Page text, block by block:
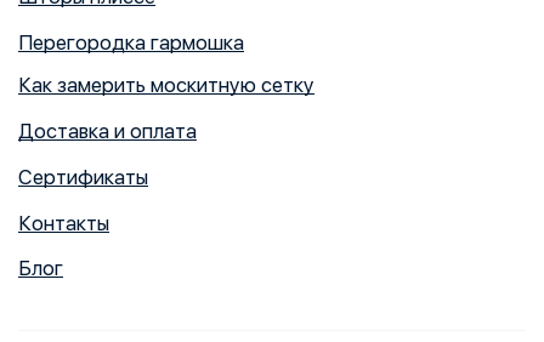
Перегородка гармошка
Как замерить москитную сетку
Доставка и оплата
Сертификаты
Контакты
Блог